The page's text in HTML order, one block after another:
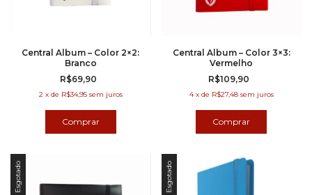
Central Album – Color 2×2:
Branco
R$69,90
2 x de R$34,95 sem juros
Central Album – Color 3×3:
Vermelho
R$109,90
4 x de R$27,48 sem juros
Esgotado Esgotado